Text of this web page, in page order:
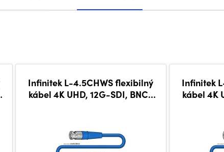
Infinitek L-4.5CHWS flexibilný
kábel 4K UHD, 12G-SDI, BNC-
Infinitek
kábel 4K